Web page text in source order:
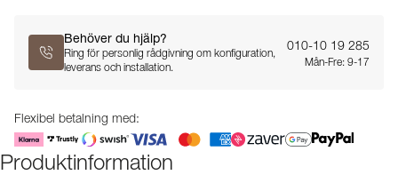
Behöver du hjälp?
Ring för personlig rådgivning om konfiguration,
leverans och installation.
010-10 19 285
Mån-Fre: 9-17
Flexibel betalning med:
Produktinformation